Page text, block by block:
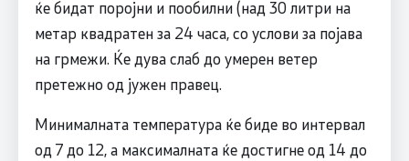
ќе бидат поројни и пообилни (над 30 литри на
метар квадратен за 24 часа, со услови за појава
на грмежи. Ќе дува слаб до умерен ветер
претежно од јужен правец.
Минималната температура ќе биде во интервал
од 7 до 12, а максималната ќе достигне од 14 до